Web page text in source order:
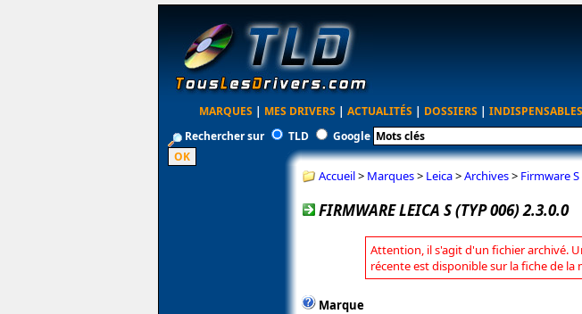
MARQUES | MES DRIVERS | ACTUALITÉS | DOSSIERS | INDISPENSABLES
Rechercher sur
TLD Google
Accueil> Marques> Leica>Archives> Firmware S
FIRMWARE LEICA S (TYP 006) 2.3.0.0
Attention, il s'agit d'un fichier archivé.
récente est disponible sur la fiche de la
Marque